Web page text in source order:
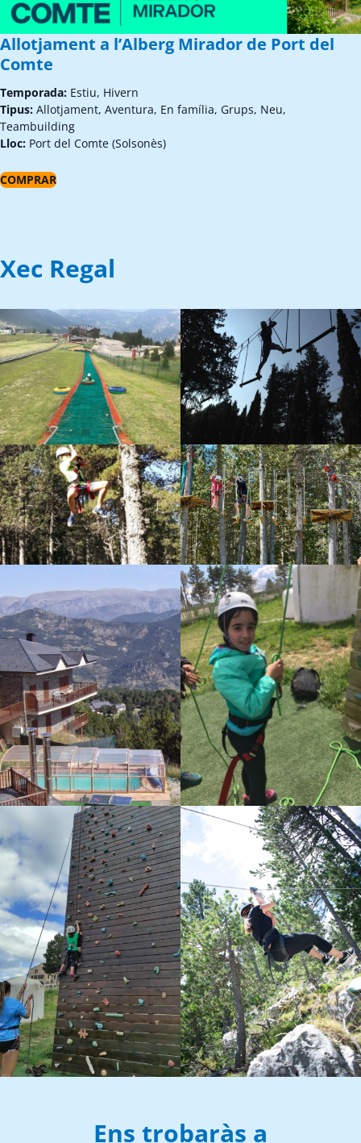
Allotjament a l’Alberg Mirador de Port del
Comte
Temporada: Estiu, Hivern
Tipus: Allotjament, Aventura, En família, Grups, Neu,
Teambuilding
Lloc: Port del Comte (Solsonès)
COMPRAR
Xec Regal
Ens trobaràs a